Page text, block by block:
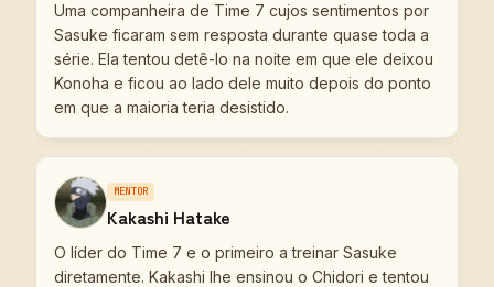
Uma companheira de Time 7 cujos sentimentos por
Sasuke ficaram sem resposta durante quase toda a
série. Ela tentou detê-lo na noite em que ele deixou
Konoha e ficou ao lado dele muito depois do ponto
em que a maioria teria desistido.
MENTOR
Kakashi Hatake
O líder do Time 7 e o primeiro a treinar Sasuke
diretamente. Kakashi lhe ensinou o Chidori e tentou